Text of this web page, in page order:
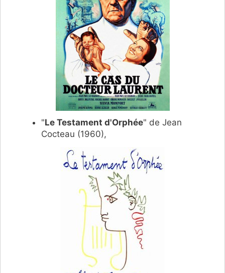
"Le Testament d'Orphée" de Jean
Cocteau (1960),